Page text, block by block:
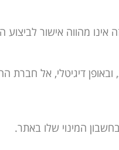
מהווה אישור